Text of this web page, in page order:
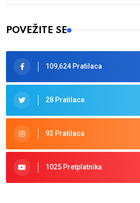
Type 2 or more characters for results.
POVEŽITE SE
109,624 Pratilaca
28 Pratilaca
93 Pratilaca
1025 Pretplatnika